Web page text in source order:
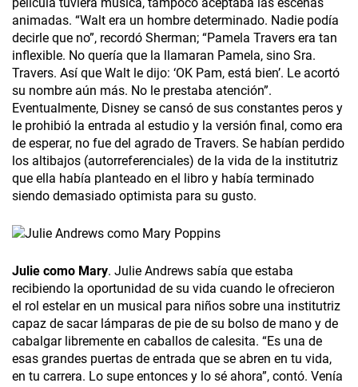
animadas. “Walt era un hombre determinado. Nadie podía
decirle que no”, recordó Sherman; “Pamela Travers era tan
inflexible. No quería que la llamaran Pamela, sino Sra.
Travers. Así que Walt le dijo: ‘OK Pam, está bien’. Le acortó
su nombre aún más. No le prestaba atención”.
Eventualmente, Disney se cansó de sus constantes peros y
le prohibió la entrada al estudio y la versión final, como era
de esperar, no fue del agrado de Travers. Se habían perdido
los altibajos (autorreferenciales) de la vida de la institutriz
que ella había planteado en el libro y había terminado
siendo demasiado optimista para su gusto.
Julie como Mary. Julie Andrews sabía que estaba
recibiendo la oportunidad de su vida cuando le ofrecieron
el rol estelar en un musical para niños sobre una institutriz
capaz de sacar lámparas de pie de su bolso de mano y de
cabalgar libremente en caballos de calesita. “Es una de
esas grandes puertas de entrada que se abren en tu vida,
en tu carrera. Lo supe entonces y lo sé ahora”, contó. Venía